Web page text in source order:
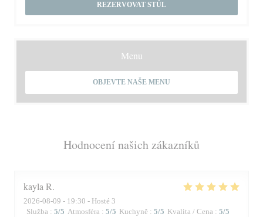
Hodnocení našich zákazníků
kayla R
2026-08-09 - 19:30 - Hosté 3
Služba : 5/5 Atmosféra : 5/5 Kuchyně : 5/5 Kvalita / Cena : 5/5
REZERVOVAT STŮL
Menu
OBJEVTE NAŠE MENU